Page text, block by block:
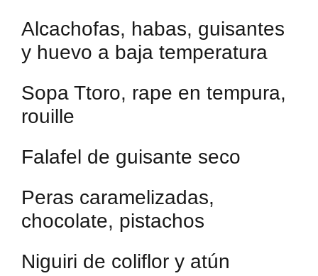
Alcachofas, habas, guisantes
y huevo a baja temperatura
Sopa Ttoro, rape en tempura,
rouille
Falafel de guisante seco
Peras caramelizadas,
chocolate, pistachos
Niguiri de coliflor y atún